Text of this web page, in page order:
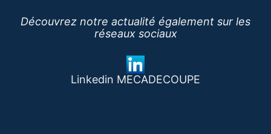
Découvrez notre actualité également sur les
réseaux sociaux
Linkedin MECADECOUPE